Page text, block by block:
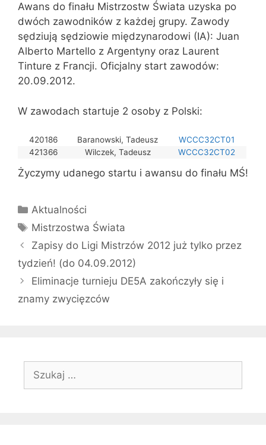
Awans do finału Mistrzostw Świata uzyska po
dwóch zawodników z każdej grupy. Zawody
sędziują sędziowie międzynarodowi (IA): Juan
Alberto Martello z Argentyny oraz Laurent
Tinture z Francji. Oficjalny start zawodów:
20.09.2012.
W zawodach startuje 2 osoby z Polski:
420186 Baranowski, Tadeusz
WCCC32CT01
421366
Wilczek, Tadeusz WCCC32CT02
Życzymy udanego startu i awansu do finału MŚ!
Kategorie
Aktualności
Tagi
Mistrzostwa Świata
Zapisy do Ligi Mistrzów 2012 już tylko przez
tydzień! (do 04.09.2012)
Eliminacje turnieju DE5A zakończyły się i
znamy zwycięzców
Szukaj: